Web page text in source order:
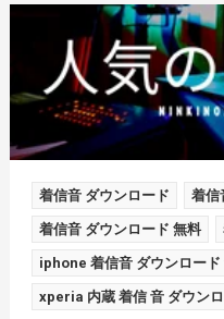
着信音 ダウンロード 着信
着信音 ダウンロード 無料
iphone 着信音 ダウンロード
xperia 内蔵 着信 音 ダウン